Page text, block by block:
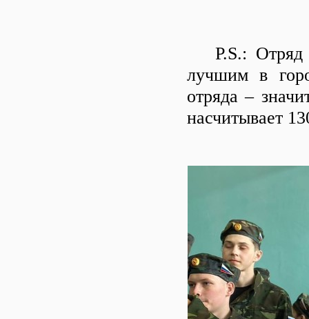
P.S.: Отряд
лучшим в
отряда –
насчитывает